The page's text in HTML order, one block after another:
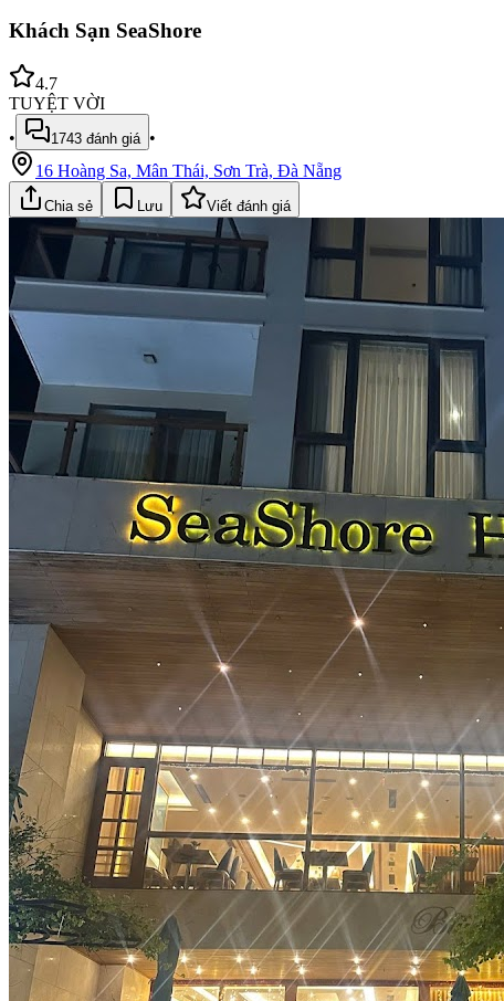
Khách Sạn SeaShore
4.7
TUYỆT VỜI
•
1743 đánh giá •
16 Hoàng Sa, Mân Thái, Sơn Trà, Đà Nẵng
Chia sẻ Lưu Viết đánh giá